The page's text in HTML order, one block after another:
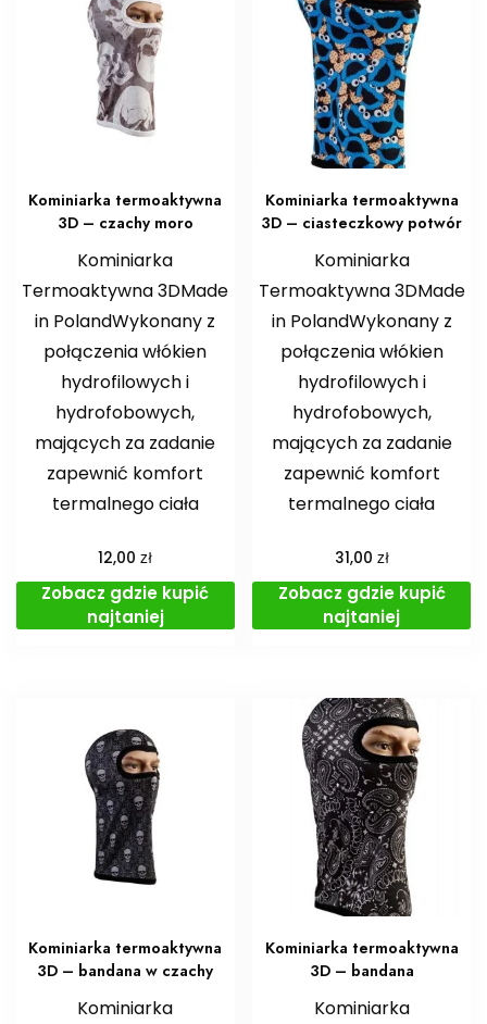
Kominiarka termoaktywna
3D – czachy moro
Kominiarka
Termoaktywna 3DMade
in PolandWykonany z
połączenia włókien
hydrofilowych i
hydrofobowych,
mających za zadanie
zapewnić komfort
termalnego ciała
12,00zł
Zobacz gdzie kupić
najtaniej
Kominiarka termoaktywna
3D – ciasteczkowy potwór
Kominiarka
Termoaktywna 3DMade
in PolandWykonany z
połączenia włókien
hydrofilowych i
hydrofobowych,
mających za zadanie
zapewnić komfort
termalnego ciała
31,00 zł
Zobacz gdzie kupić
najtaniej
Kominiarka termoaktywna
3D – bandana w czachy
Kominiarka
Kominiarka termoaktywna
3D – bandana
Kominiarka